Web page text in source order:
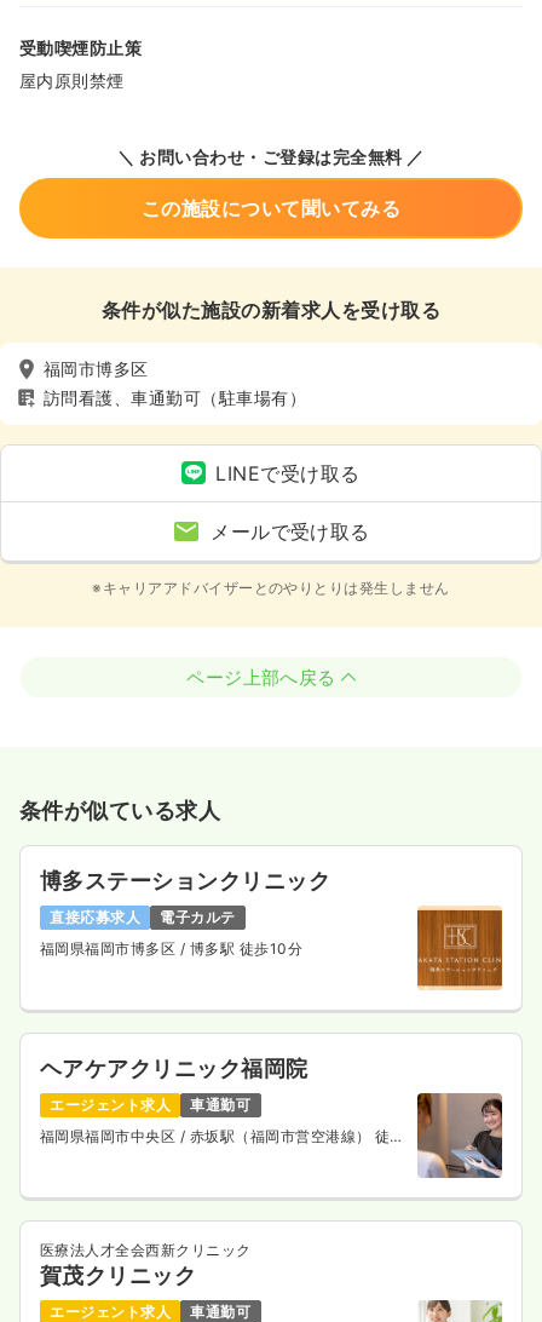
受動喫煙防止策
屋内原則禁煙
＼ お問い合わせ・ご登録は完全無料 ／
この施設について聞いてみる
条件が似た施設の新着求人を受け取る
福岡市博多区
訪問看護、車通勤可（駐車場有）
LINEで受け取る
メールで受け取る
※キャリアアドバイザーとのやりとりは発生しません
ページ上部へ戻る
条件が似ている求人
博多ステーションクリニック
直接応募求人
電子カルテ
福岡県福岡市博多区 / 博多駅 徒歩10分
ヘアケアクリニック福岡院
エージェント求人
車通勤可
福岡県福岡市中央区 / 赤坂駅（福岡市営空港線） 徒歩
医療法人才全会西新クリニック
賀茂クリニック
エージェント求人
車通勤可